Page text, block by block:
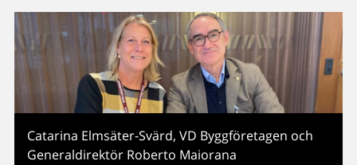
Catarina Elmsäter-Svärd, VD Byggföretagen och
Generaldirektör Roberto Maiorana